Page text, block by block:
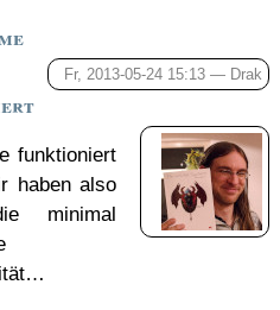
Fr, 2013-05-24 15:13 — Drak
funktioniert
haben also
minimal